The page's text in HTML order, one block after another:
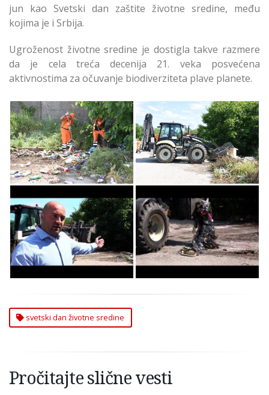
jun kao Svetski dan zaštite životne sredine, među
kojima je i Srbija.
Ugroženost životne sredine je dostigla takve razmere
da je cela treća decenija 21. veka posvećena
aktivnostima za očuvanje biodiverziteta plave planete.
Povodom Svetskog
Dana Zaštite Životne
Sredine u Zemunu
Povodom Svetskog
Dana Zaštite Životne
Sredine u Zemunu
Povodom Svetskog
Dana Zaštite Životne
Sredine u Zemunu
Povodom Svetskog
Dana Zaštite Životne
Sredine u Zemunu
svetski dan životne sredine
Pročitajte slične vesti